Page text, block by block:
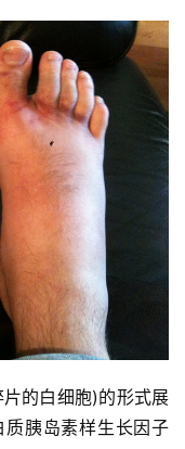
的白细胞)的形式展
胰岛素样生长因子